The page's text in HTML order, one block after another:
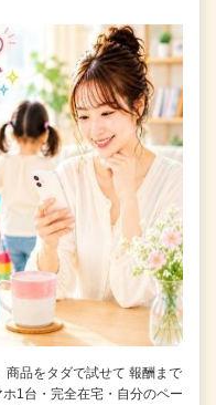
品をタダで試せて 報酬まで
1台・完全在宅・自分のペー